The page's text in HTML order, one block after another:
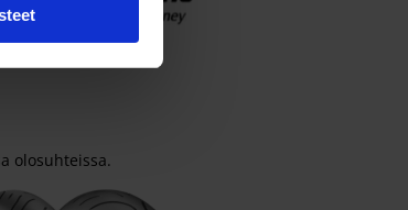
olosuhteissa.